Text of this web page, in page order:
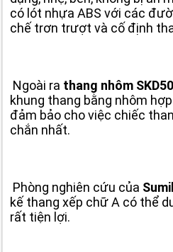
có lót nhựa ABS với các
chế trơn trượt và cố định
Ngoài ra thang nhôm
khung thang bằng nhôm
đảm bảo cho việc chiếc
chắn nhất.
Phòng nghiên cứu của
kế thang xếp chữ A có thể
rất tiện lợi.